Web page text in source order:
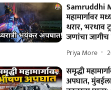
Samruddhi
महामार्गावर
थरार, भरधाव
जणांचा
Priya More
समृद्धी
अपघात,